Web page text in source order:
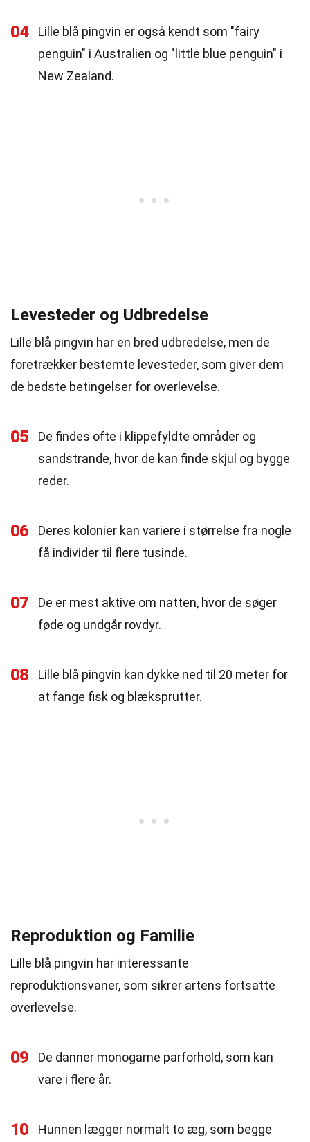
04
Lille blå pingvin er også kendt som "fairy
penguin" i Australien og "little blue penguin" i
New Zealand.
Levesteder og Udbredelse
Lille blå pingvin har en bred udbredelse, men de
foretrækker bestemte levesteder, som giver dem
de bedste betingelser for overlevelse.
05
De findes ofte i klippefyldte områder og
sandstrande, hvor de kan finde skjul og bygge
reder.
06
Deres kolonier kan variere i størrelse fra nogle
få individer til flere tusinde.
07
De er mest aktive om natten, hvor de søger
føde og undgår rovdyr.
08
Lille blå pingvin kan dykke ned til 20 meter for
at fange fisk og blæksprutter.
Reproduktion og Familie
Lille blå pingvin har interessante
reproduktionsvaner, som sikrer artens fortsatte
overlevelse.
09
De danner monogame parforhold, som kan
vare i flere år.
10 Hunnen lægger normalt to æg, som begge